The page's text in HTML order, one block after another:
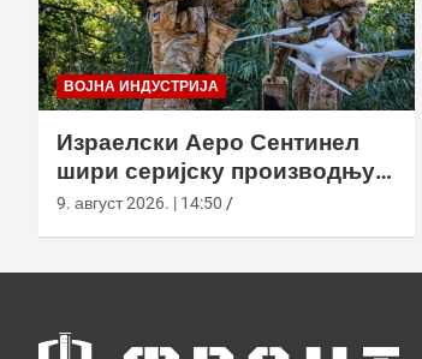
ВОЈНА ИНДУСТРИЈА
Израелски Аеро Сентинел
шири серијску производњу
тактичких дронова и улази
9. август 2026. | 14:50